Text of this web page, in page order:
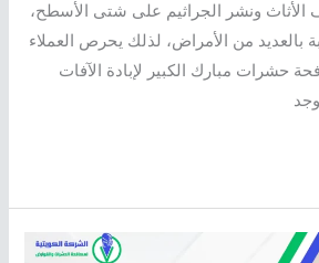
الأثاث ونشر الجراثيم على شتى الأسطح،
بالعديد من الأمراض، لذلك يحرص العملاء
حشرات مبارك الكبير لإبادة الآفات